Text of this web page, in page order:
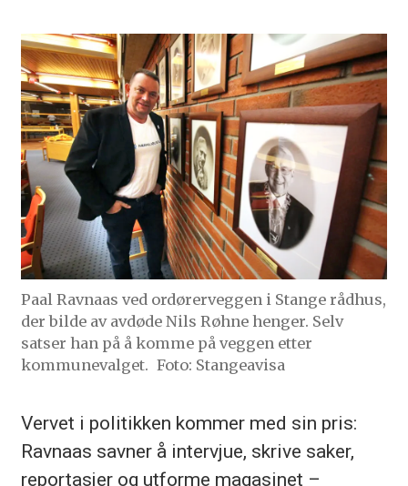
Paal Ravnaas ved ordørerveggen i Stange rådhus,
der bilde av avdøde Nils Røhne henger. Selv
satser han på å komme på veggen etter
kommunevalget. Foto: Stangeavisa
Vervet i politikken kommer med sin pris:
Ravnaas savner å intervjue, skrive saker,
reportasjer og utforme magasinet –